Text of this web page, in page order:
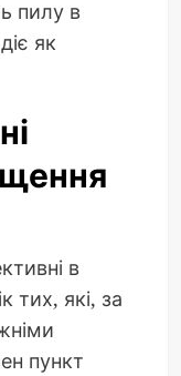
пилу в
як
в
тих, які, за
пункт